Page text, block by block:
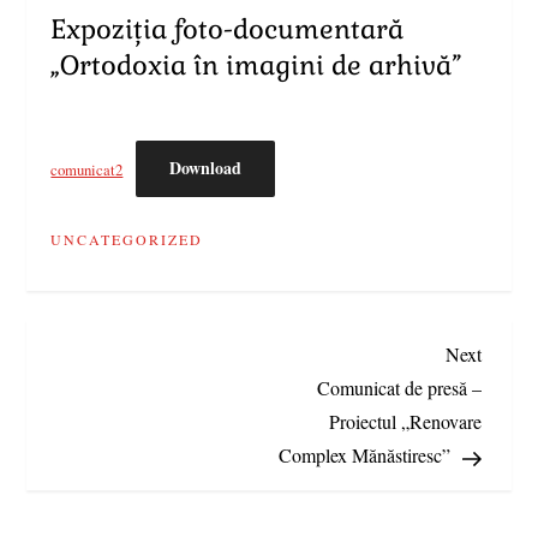
Expoziția foto-documentară
„Ortodoxia în imagini de arhivă”
comunicat2 Download
UNCATEGORIZED
Next
Post
Next
Comunicat de presă –
Proiectul „Renovare
Complex Mănăstiresc”